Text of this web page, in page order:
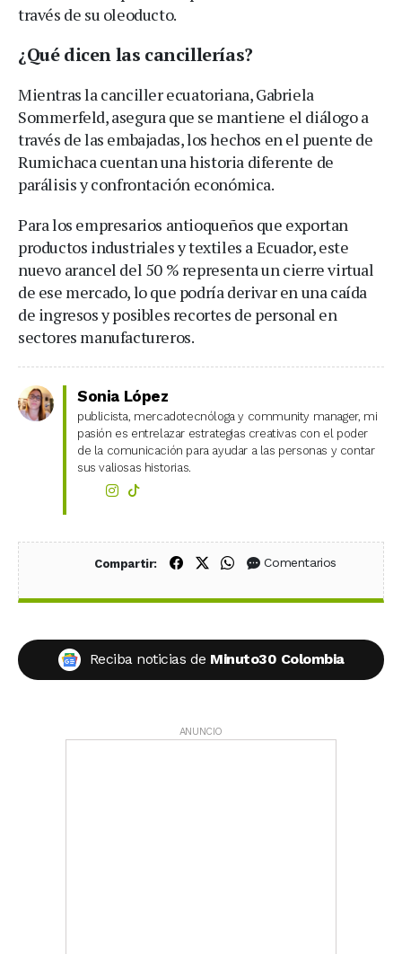
través de su oleoducto.
¿Qué dicen las cancillerías?
Mientras la canciller ecuatoriana, Gabriela
Sommerfeld, asegura que se mantiene el diálogo a
través de las embajadas, los hechos en el puente de
Rumichaca cuentan una historia diferente de
parálisis y confrontación económica.
Para los empresarios antioqueños que exportan
productos industriales y textiles a Ecuador, este
nuevo arancel del 50 % representa un cierre virtual
de ese mercado, lo que podría derivar en una caída
de ingresos y posibles recortes de personal en
sectores manufactureros.
Sonia López
publicista, mercadotecnóloga y community manager, mi
pasión es entrelazar estrategias creativas con el poder
de la comunicación para ayudar a las personas y contar
sus valiosas historias.
Compartir: Compartir en Facebook
Compartir en X (Twitter)
Compartir en WhatsApp
Comentarios
Reciba noticias de Minuto30 Colombia
ANUNCIO